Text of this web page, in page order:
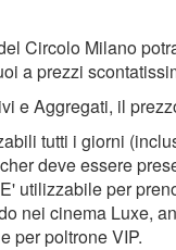
Circolo Milano
a prezzi
e Aggregati, il
tutti i giorni
deve essere
utilizzabile per
nei cinema Luxe,
per poltrone VIP.